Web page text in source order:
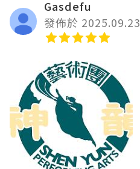
Gasdefu
發佈於 2025.09.23